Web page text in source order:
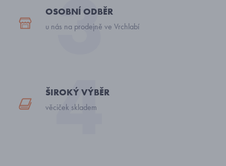
OSOBNÍ ODBĚR
u nás na prodejně ve Vrchlabí
ŠIROKÝ VÝBĚR
věciček skladem